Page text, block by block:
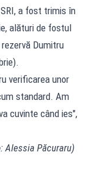
a fost trimis în
alături de fostul
Dumitru
verificarea unor
standard. Am
cuvinte când ies",
Alessia Păcuraru)